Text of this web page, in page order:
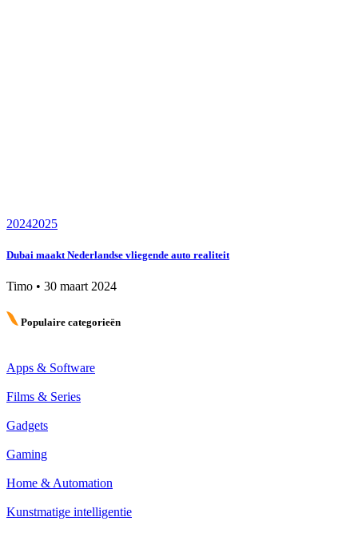
20242025
Dubai maakt Nederlandse vliegende auto realiteit
Timo • 30 maart 2024
Populaire categorieën
Apps & Software
Films & Series
Gadgets
Gaming
Home & Automation
Kunstmatige intelligentie